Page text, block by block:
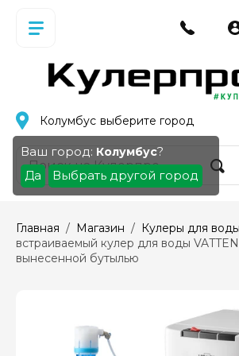
Колумбус выберите город
Ваш город: Колумбус?
Да
Выбрать другой город
Главная / Магазин / Кулеры для воды
встраиваемый кулер для воды
вынесенной бутылью